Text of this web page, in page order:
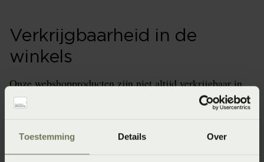
Toestemming Details Over
Verkrijgbaarheid in de
winkels
Onze webshopproducten zijn niet altijd verkrijgbaar in
de winkel. Wil je het product in de winkel bekijken?